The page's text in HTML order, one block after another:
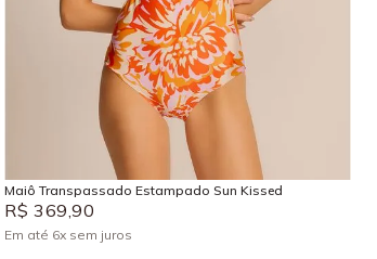
M G GG
Adicionar na sacola
Maiô Transpassado Estampado Sun Kissed
R$ 369 ,90
Em até 6x sem juros